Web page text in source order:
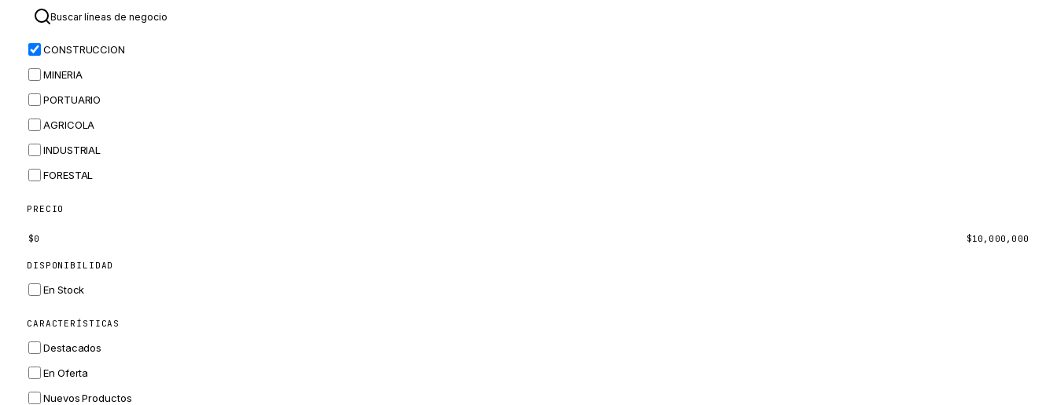
MASSEY FERGUSON
BOBCAT
JCB
KOMATSU
CORTECO
KUBOTA
MERLO
HYUNDAI
CONSTRUCCION
MINERIA
PORTUARIO
AGRICOLA
INDUSTRIAL
FORESTAL
PRECIO
$0 $10,000,000
DISPONIBILIDAD
En Stock
CARACTERÍSTICAS
Destacados
En Oferta
Nuevos Productos